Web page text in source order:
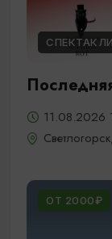
СПЕКТАКЛИ
11.08.2026
ОТ 2000₽